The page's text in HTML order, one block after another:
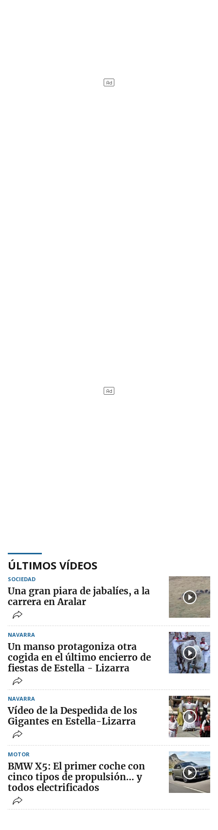
ÚLTIMOS VÍDEOS
SOCIEDAD
Una gran piara de jabalíes, a la
carrera en Aralar
NAVARRA
Un manso protagoniza otra
cogida en el último encierro de
fiestas de Estella - Lizarra
NAVARRA
Vídeo de la Despedida de los
Gigantes en Estella-Lizarra
MOTOR
BMW X5: El primer coche con
cinco tipos de propulsión… y
todos electrificados